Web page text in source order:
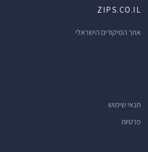
ZIPS.CO.IL
אתר המיקודים הישראלי
תנאי שימוש
פרטיות